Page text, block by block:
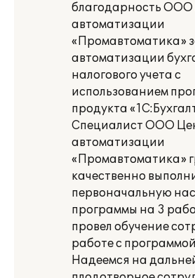
благодарность ООО
автоматизации
«Промавтоматика»
автоматизации
налогового учета с
использованием
продукта
Специалист ООО
автоматизации
«Промавтоматика»
качественно
первоначальную
программы на 3
провел обучение
работе с
Надеемся на